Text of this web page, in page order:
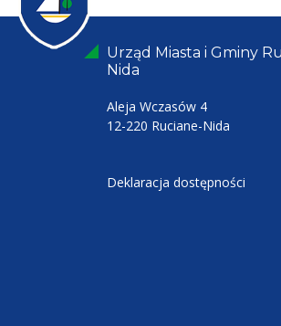
Urząd Miasta i Gminy
Nida
Aleja Wczasów 4
12-220 Ruciane-Nida
Deklaracja dostępności